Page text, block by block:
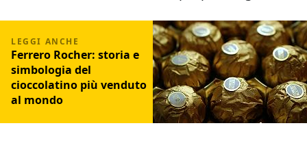
Ferrero Rocher: storia e
simbologia del
cioccolatino più venduto
al mondo